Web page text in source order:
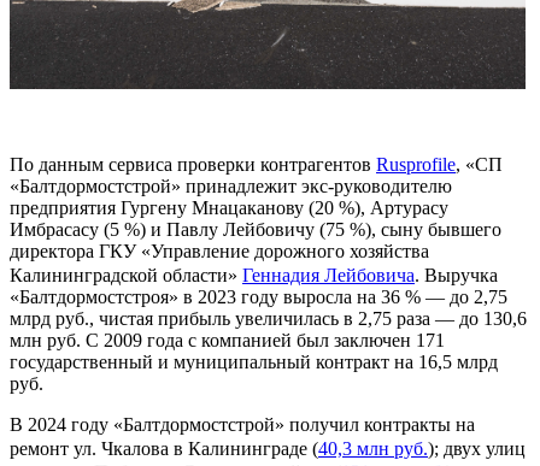
По данным сервиса проверки контрагентов Rusprofile, «СП
«Балтдормостстрой» принадлежит экс-руководителю
предприятия Гургену Мнацаканову (20 %), Артурасу
Имбрасасу (5 %) и Павлу Лейбовичу (75 %), сыну бывшего
директора ГКУ «Управление дорожного хозяйства
Калининградской области» Геннадия Лейбовича. Выручка
«Балтдормостстроя» в 2023 году выросла на 36 % — до 2,75
млрд руб., чистая прибыль увеличилась в 2,75 раза — до 130,6
млн руб. С 2009 года с компанией был заключен 171
государственный и муниципальный контракт на 16,5 млрд
руб.
В 2024 году «Балтдормостстрой» получил контракты на
ремонт ул. Чкалова в Калининграде (40,3 млн руб.); двух улиц